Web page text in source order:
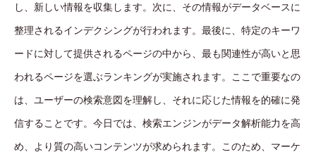
し、新しい情報を収集します。次に、その情報がデータベースに
整理されるインデクシングが行われます。最後に、特定のキーワ
ードに対して提供されるページの中から、最も関連性が高いと思
われるページを選ぶランキングが実施されます。ここで重要なの
は、ユーザーの検索意図を理解し、それに応じた情報を的確に発
信することです。今日では、検索エンジンがデータ解析能力を高
め、より質の高いコンテンツが求められます。このため、マーケ